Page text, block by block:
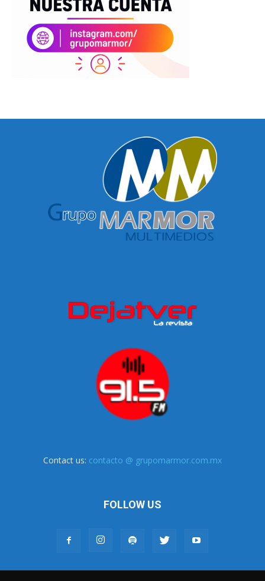
Contact us: contacto @ grupomarmor.com.mx
FOLLOW US